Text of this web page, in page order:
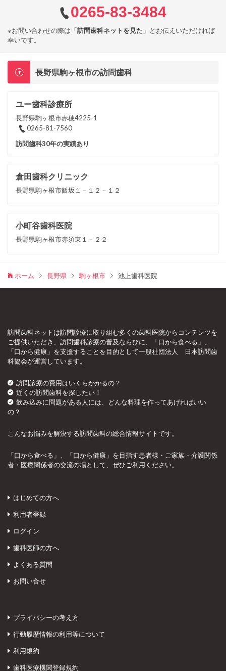
0265-83-3484
※お問い合わせの際は「訪問歯科ネットを見た 」とお伝えいただければ
幸いです。
長野県駒ヶ根市の訪問歯科
ユー歯科診療所
長野県駒ヶ根市赤穂4225-1
0265-81-7560
訪問歯科30年の実績あり
倉田歯科クリニック
長野県駒ヶ根市飯坂１－１２－１２
小町谷歯科医院
長野県駒ヶ根市赤須東１－２２
ホーム 長野県 駒ヶ根市 池上歯科医院
訪問歯科ネットは訪問診療に取り組む多くの歯科医院からコンテンツを
ご提供いただき、訪問歯科診療の普及ならびに、「口から食べる」、
「口から健康」を支援することを目的として一般社団法人 日本訪問歯
科協会が運営しています。
訪問診療の費用はいくらかかるの？
近くの訪問歯科を探したい！
飲み込みに問題がある人には、どんな料理を作ってあげればいい
の？
こんなお悩みを解決する訪問歯科の総合情報サイトです。
「口から食べる」、「口から健康」を目指す患者様・ご家族・介護関係
者・医療関係者の交流の場として、ぜひご利用ください。
はじめての方へ
利用者登録
ログイン
歯科医師の方へ
よくある質問
お問い合せ
プライバシーの考え方
行動履歴情報の利用等について
利用規約
歯科医療機関登録規約